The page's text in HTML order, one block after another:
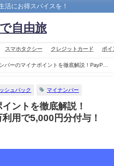
活にお得スパイスを！
自由旅
スマホタクシー クレジットカード ポイ
バーのマイナポイントを徹底解説！PayPay
シュバック マイナンバー
ントを徹底解説！
用で5,000円分付与！